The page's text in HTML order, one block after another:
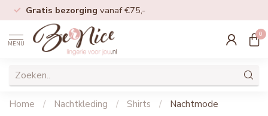
Gratis bezorging vanaf €75,-
MENU
0
Home / Nachtkleding / Shirts / Nachtmode